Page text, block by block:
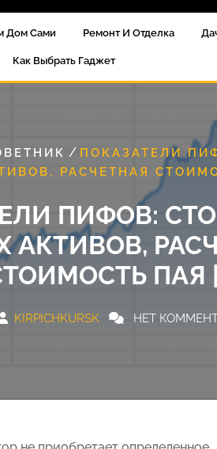
Дом Сами Ремонт И Отделка
Как Выбрать Гаджет
/ ПОКАЗАТЕЛИ
РАСЧЕТНАЯ
ПИФОВ:
АКТИВОВ,
ПАЯ |
KIRPICHKURSK НЕТ